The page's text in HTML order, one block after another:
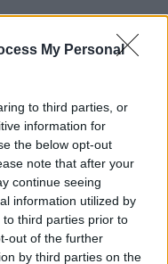
My Personal
to third parties, or
information for
the below opt-out
note that after your
continue seeing
information utilized by
third parties prior to
out of the further
by third parties on the
Topform:Healy.
undvan den
Potenzial für
Startliste
Form. Im
Alex Aranburu
Velasco–